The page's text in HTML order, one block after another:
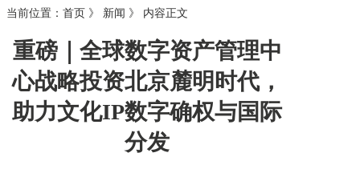
当前位置： 首页 》 新闻 》 内容正文
重磅｜全球数字资产管理中
心战略投资北京麓明时代，
助力文化IP数字确权与国际
分发